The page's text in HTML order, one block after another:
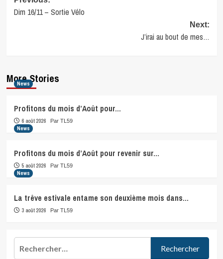
navigation
Dim 16/11 – Sortie Vélo
Next:
J’irai au bout de mes…
More Stories
News
Profitons du mois d’Août pour…
6 août 2026 Par TL59
News
Profitons du mois d’Août pour revenir sur…
5 août 2026 Par TL59
News
La trêve estivale entame son deuxième mois dans…
3 août 2026 Par TL59